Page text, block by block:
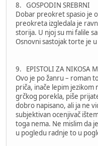
8. GOSPODIN SREBRNI
Dobar preokret spasio je
preokreta izgledala je
storija. U njoj su mi falile
Osnovni sastojak torte je
9. EPISTOLI ZA NIKOSA
Ovo je po žanru – roman
priča, inače lepim jezikom
grčkog porekla, piše
dobro napisano, ali ja ne
subjektivan ocenjivač
toga nema. Ne mislim da
u pogledu radnje to u